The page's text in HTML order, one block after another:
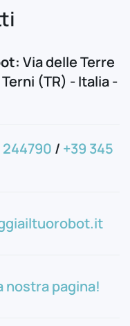
Via delle Terre
(TR) - Italia -
244790 / +39 345
nostra pagina!